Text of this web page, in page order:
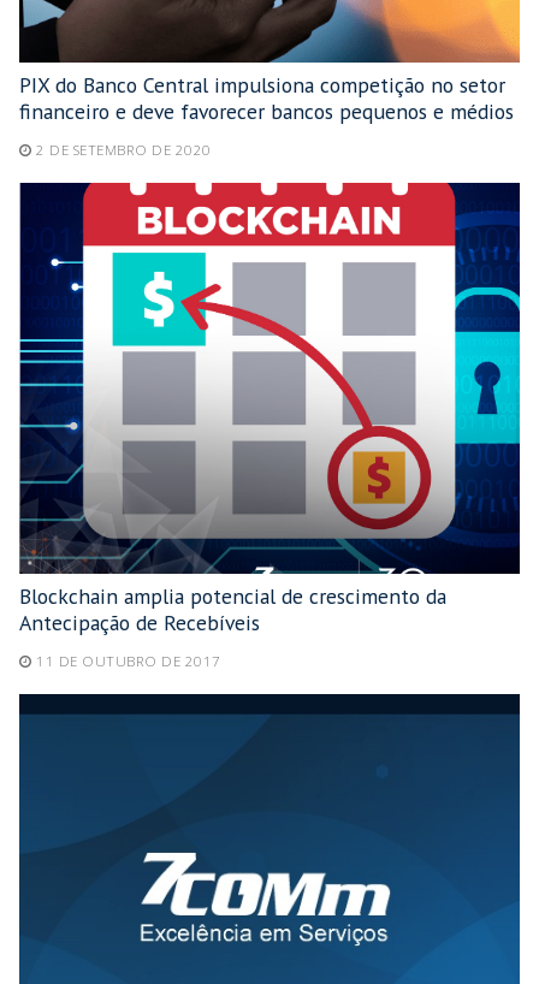
PIX do Banco Central impulsiona competição no setor
financeiro e deve favorecer bancos pequenos e médios
2 DE SETEMBRO DE 2020
Blockchain amplia potencial de crescimento da
Antecipação de Recebíveis
11 DE OUTUBRO DE 2017